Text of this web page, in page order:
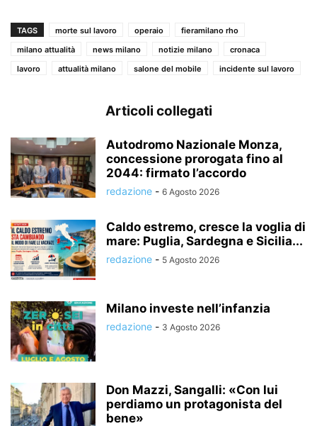
TAGS morte sul lavoro operaio
fieramilano rho
milano attualità
news milano notizie milano
cronaca
lavoro
attualità milano salone del mobile incidente sul lavoro
Articoli collegati
Autodromo Nazionale Monza,
concessione prorogata fino al
2044: firmato l’accordo
redazione - 6 Agosto 2026
Caldo estremo, cresce la voglia di
mare: Puglia, Sardegna e Sicilia...
redazione - 5 Agosto 2026
Milano investe nell’infanzia
redazione - 3 Agosto 2026
Don Mazzi, Sangalli: «Con lui
perdiamo un protagonista del
bene»